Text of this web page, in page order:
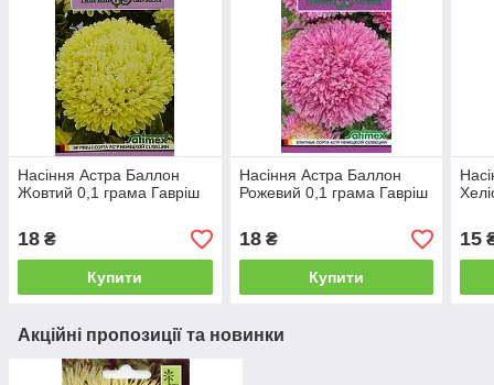
Насіння Астра Баллон
Жовтий 0,1 грама Гавріш
18 ₴
Купити
Насіння Астра Баллон
Рожевий 0,1 грама Гавріш
18₴
Купити
15
Акційні пропозиції та новинки